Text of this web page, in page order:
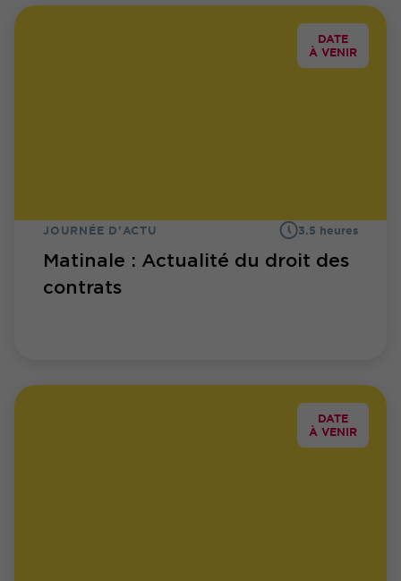
DATE
À VENIR
JOURNÉE D'ACTU 3.5 heures
Matinale : Actualité du droit des
contrats
DATE
À VENIR